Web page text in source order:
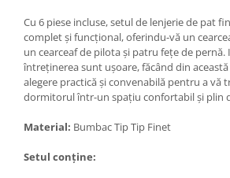
Cu 6 piese incluse, setul de lenjerie de pat
complet și funcțional, oferindu-vă un
un cearceaf de pilota și patru fețe de pernă.
întreținerea sunt ușoare, făcând din
alegere practică și convenabilă pentru a vă
dormitorul într-un spațiu confortabil și plin
Material: Bumbac Tip Tip Finet
Setul conține: